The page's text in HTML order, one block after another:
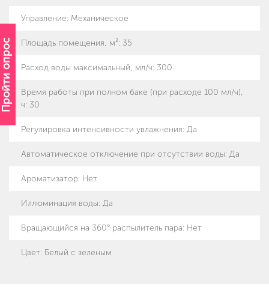
Пройти опрос
Управление: Механическое
Площадь помещения, м²: 35
Расход воды максимальный, мл/ч: 300
Время работы при полном баке (при расходе 100 мл/ч),
ч: 30
Регулировка интенсивности увлажнения: Да
Автоматическое отключение при отсутствии воды: Да
Ароматизатор: Нет
Иллюминация воды: Да
Вращающийся на 360° распылитель пара: Нет
Цвет: Белый с зеленым